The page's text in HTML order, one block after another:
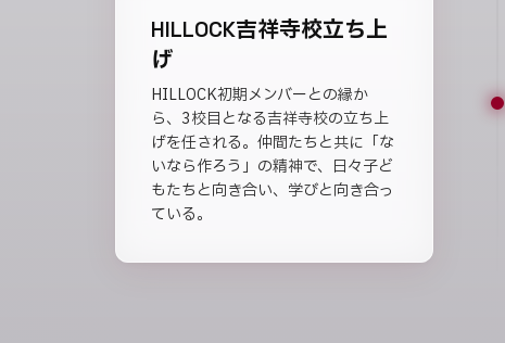
HILLOCK吉祥寺校立ち上
げ
HILLOCK初期メンバーとの縁か
ら、3校目となる吉祥寺校の立ち上
げを任される。仲間たちと共に「な
いなら作ろう」の精神で、日々子ど
もたちと向き合い、学びと向き合っ
ている。